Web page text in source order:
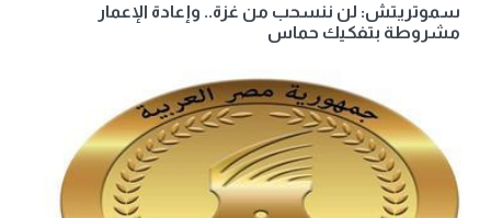
سموتريتش: لن ننسحب من غزة.. وإعادة الإعمار
مشروطة بتفكيك حماس